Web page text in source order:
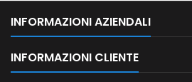
INFORMAZIONI AZIENDALI
INFORMAZIONI CLIENTE